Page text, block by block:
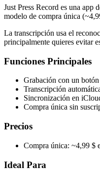
Just Press Record es una
modelo de compra única
La transcripción usa el
principalmente quieres evitar
Funciones Principales
Grabación con un
Transcripción
Sincronización en
Compra única sin
Precios
Compra única: ~4,99 $
Ideal Para